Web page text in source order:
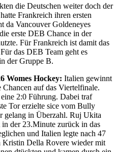
die Deutschen weiter doch der
Frankreich ihren ersten
da Vancouver Goldeneyes
erste DEB Chance in der
Für Frankreich ist damit das
das DEB Team geht es
der Gruppe B.
Womes Hockey: Italien gewinnt
Chancen auf das Viertelfinale.
2:0 Führung. Dabei traf
Tor erzielte sice vom Bully
gelang in Überzahl. Ruj Ukita
in der 23.Minute zurück in das
und Italien legte nach 47
Kristin Della Rovere wieder mit